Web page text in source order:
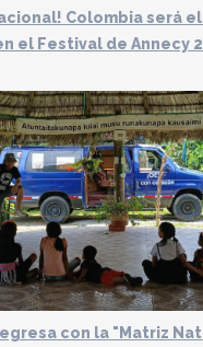
Colombia será
el Festival de Annecy
con la "Matriz